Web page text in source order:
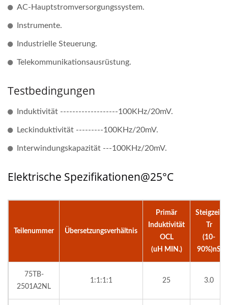
AC-Hauptstromversorgungssystem.
Instrumente.
Industrielle Steuerung.
Telekommunikationsausrüstung.
Testbedingungen
Induktivität -------------------100KHz/20mV.
Leckinduktivität ---------100KHz/20mV.
Interwindungskapazität ---100KHz/20mV.
Elektrische Spezifikationen@25°C
Teilenummer Übersetzungsverhältnis
Primär
Induktivität
OCL
(uH MIN.)
Steigzeit
Tr
(10-
90%)nS
75TB-
2501A2NL
1:1:1:1 25 3.0